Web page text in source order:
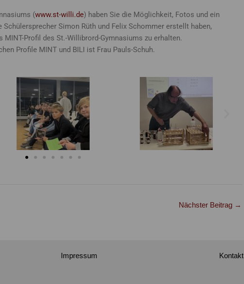
(www.st-willi.de) haben Sie die Möglichkeit, Fotos und ein
Schülersprecher Simon Rüth und Felix Schommer erstellt haben,
Profil des St.-Willibrord-Gymnasiums zu erhalten.
Profile MINT und BILI ist Frau Pauls-Schuh.
Nächster Beitrag →
Impressum Kontakt